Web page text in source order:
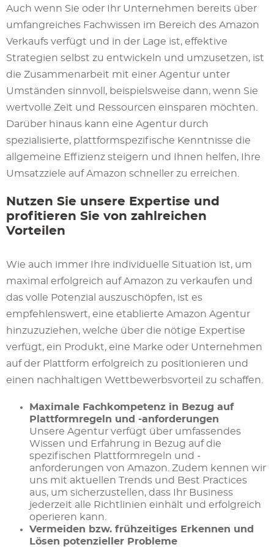
Auch wenn Sie oder Ihr Unternehmen bereits über
umfangreiches Fachwissen im Bereich des Amazon
Verkaufs verfügt und in der Lage ist, effektive
Strategien selbst zu entwickeln und umzusetzen, ist
die Zusammenarbeit mit einer Agentur unter
Umständen sinnvoll, beispielsweise dann, wenn Sie
wertvolle Zeit und Ressourcen einsparen möchten.
Darüber hinaus kann eine Agentur durch
spezialisierte, plattformspezifische Kenntnisse die
allgemeine Effizienz steigern und Ihnen helfen, Ihre
Umsatzziele auf Amazon schneller zu erreichen.
Nutzen Sie unsere Expertise und
profitieren Sie von zahlreichen
Vorteilen
Wie auch immer Ihre individuelle Situation ist, um
maximal erfolgreich auf Amazon zu verkaufen und
das volle Potenzial auszuschöpfen, ist es
empfehlenswert, eine etablierte Amazon Agentur
hinzuzuziehen, welche über die nötige Expertise
verfügt, ein Produkt, eine Marke oder Unternehmen
auf der Plattform erfolgreich zu positionieren und
einen nachhaltigen Wettbewerbsvorteil zu schaffen.
Maximale Fachkompetenz in Bezug auf
Plattformregeln und -anforderungen
Unsere Agentur verfügt über umfassendes
Wissen und Erfahrung in Bezug auf die
spezifischen Plattformregeln und -
anforderungen von Amazon. Zudem kennen wir
uns mit aktuellen Trends und Best Practices
aus, um sicherzustellen, dass Ihr Business
jederzeit alle Richtlinien einhält und erfolgreich
operieren kann.
Vermeiden bzw. frühzeitiges Erkennen und
Lösen potenzieller Probleme